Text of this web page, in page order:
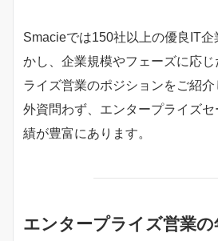
Smacieでは150社以上の優良IT
かし、企業規模やフェーズに応
ライズ営業のポジションをご紹介
外資問わず、エンタープライズ
績が豊富にあります。
エンタープライズ営業